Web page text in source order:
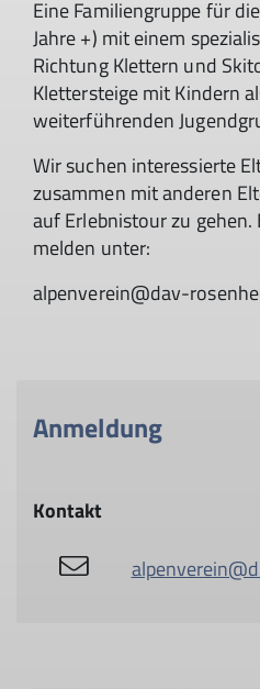
Eine Familiengruppe für
Jahre +) mit einem
Richtung Klettern und
Klettersteige mit Kindern
weiterführenden
Wir suchen interessierte
zusammen mit anderen
auf Erlebnistour zu
melden unter:
alpenverein@dav-
Anmeldung
Kontakt